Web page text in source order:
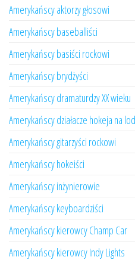
Amerykańscy aktorzy głosowi
Amerykańscy baseballiści
Amerykańscy basiści rockowi
Amerykańscy brydżyści
Amerykańscy dramaturdzy XX wieku
Amerykańscy działacze hokeja na
Amerykańscy gitarzyści rockowi
Amerykańscy hokeiści
Amerykańscy inżynierowie
Amerykańscy keyboardziści
Amerykańscy kierowcy Champ Car
Amerykańscy kierowcy Indy Lights